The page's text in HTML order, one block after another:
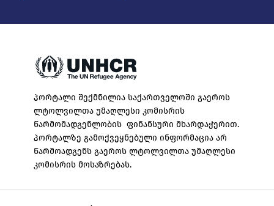
პორტალი შექმნილია საქართველოში გაეროს
ლტოლვილთა უმაღლესი კომისრის
წარმომადგენლობის ფინანსური მხარდაჭერით.
პორტალზე გამოქვეყნებული ინფორმაცია არ
წარმოადგენს გაეროს ლტოლვილთა უმაღლესი
კომისრის მოსაზრებას.